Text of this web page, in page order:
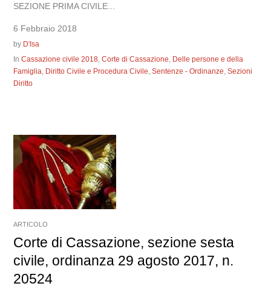
SEZIONE PRIMA CIVILE...
6 Febbraio 2018
by D'Isa
InCassazione civile 2018 ,Corte di Cassazione Delle persone e della
Famiglia Diritto Civile e Procedura Civile ,Sentenze - Ordinanze ,Sezioni
Diritto
ARTICOLO
Corte di Cassazione, sezione sesta
civile, ordinanza 29 agosto 2017, n.
20524